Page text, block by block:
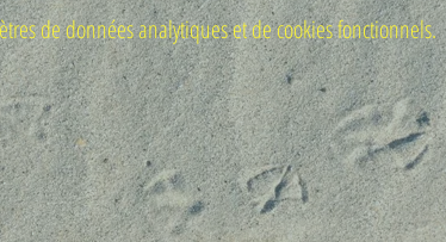
de données analytiques et de cookies fonctionnels.